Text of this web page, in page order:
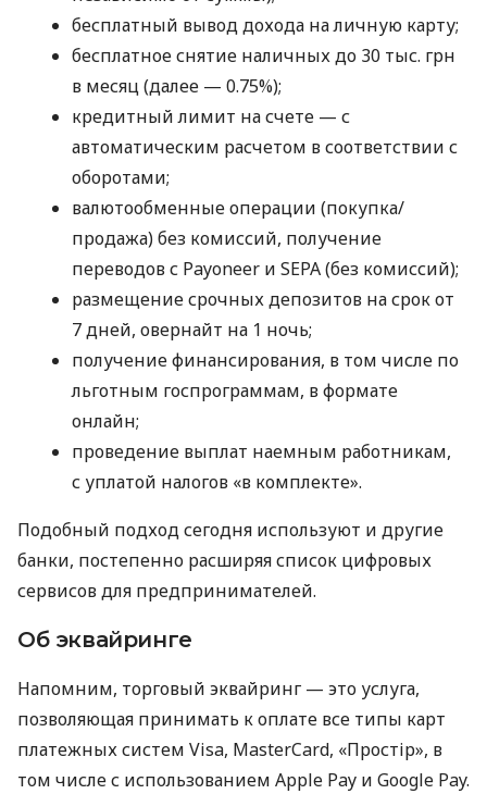
бесплатный вывод дохода на личную карту;
бесплатное снятие наличных до 30 тыс. грн
в месяц (далее — 0.75%);
кредитный лимит на счете — с
автоматическим расчетом в соответствии с
оборотами;
валютообменные операции (покупка/
продажа) без комиссий, получение
переводов с Payoneer и SEPA (без комиссий);
размещение срочных депозитов на срок от
7 дней, овернайт на 1 ночь;
получение финансирования, в том числе по
льготным госпрограммам, в формате
онлайн;
проведение выплат наемным работникам,
с уплатой налогов «в комплекте».
Подобный подход сегодня используют и другие
банки, постепенно расширяя список цифровых
сервисов для предпринимателей.
Об эквайринге
Напомним, торговый эквайринг — это услуга,
позволяющая принимать к оплате все типы карт
платежных систем Visa, MasterCard, «Простір», в
том числе с использованием Apple Pay и Google Pay.